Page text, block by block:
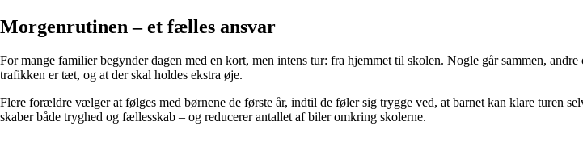
Morgenrutinen – et fælles ansvar
For mange familier begynder dagen med en kort, men intens tur: fra hjemmet til skolen. Nogle går sammen,
trafikken er tæt, og at der skal holdes ekstra øje.
Flere forældre vælger at følges med børnene de første år, indtil de føler sig trygge ved, at barnet kan klare turen
skaber både tryghed og fællesskab – og reducerer antallet af biler omkring skolerne.